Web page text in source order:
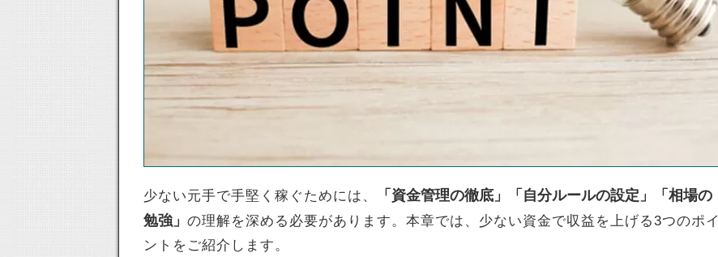
少ない元手で手堅く稼ぐためには、
「資金管理の徹底」「自分ルールの設定」「相場の
勉強」 の理解を深める必要があります。本章では、少ない資金で収益を上げる3つのポイ
ントをご紹介します。